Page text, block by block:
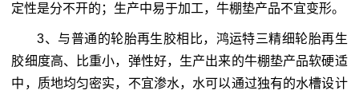
定性是分不开的；生产中易于加工，牛棚垫产品不宜变形。
3、与普通的轮胎再生胶相比，鸿运特三精细轮胎再生
胶细度高、比重小，弹性好，生产出来的牛棚垫产品软硬适
中，质地均匀密实，不宜渗水，水可以通过独有的水槽设计